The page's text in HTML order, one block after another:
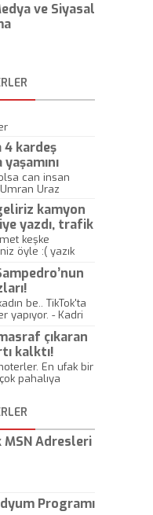
bu yarışmada
anlamıştır.
ve Siyasal
4 kardeş
can insan
Uraz
kamyon
yazdı, trafik
öldü!
keşke
öyle :( yazık
be.. TikTok'ta
yapıyor. - Kadri
çıkaran
kalktı!
En ufak bir
pahalıya
- Kayhan
MSN Adresleri
Programı